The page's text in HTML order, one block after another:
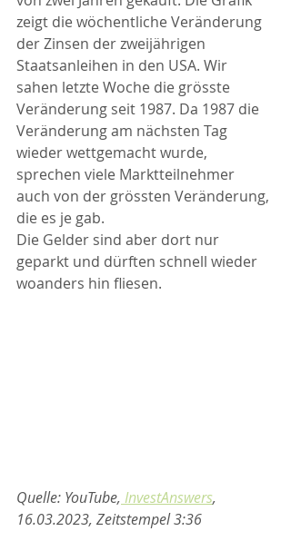
zeigt die wöchentliche Veränderung
der Zinsen der zweijährigen
Staatsanleihen in den USA. Wir
sahen letzte Woche die grösste
Veränderung seit 1987. Da 1987 die
Veränderung am nächsten Tag
wieder wettgemacht wurde,
sprechen viele Marktteilnehmer
auch von der grössten Veränderung,
die es je gab.
Die Gelder sind aber dort nur
geparkt und dürften schnell wieder
woanders hin fliesen.
Quelle: YouTube, InvestAnswers,
16.03.2023, Zeitstempel 3:36